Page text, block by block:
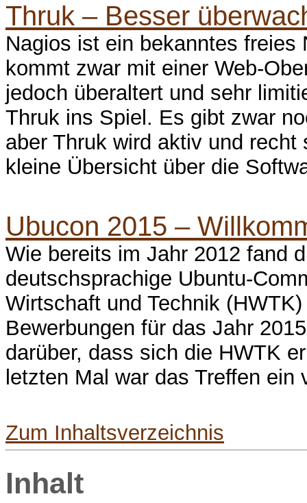
Thruk – Besser
Nagios ist ein bekanntes
kommt zwar mit einer Web-
jedoch überaltert und sehr
Thruk ins Spiel. Es gibt zwar
aber Thruk wird aktiv und
kleine Übersicht über die
Ubucon 2015 –
Wie bereits im Jahr 2012 fand
deutschsprachige Ubuntu-
Wirtschaft und Technik
Bewerbungen für das Jahr
darüber, dass sich die HWTK
letzten Mal war das Treffen ein
Zum Inhaltsverzeichnis
Inhalt